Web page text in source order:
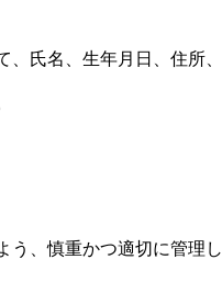
氏名、生年月日、住所、
う、慎重かつ適切に管理し